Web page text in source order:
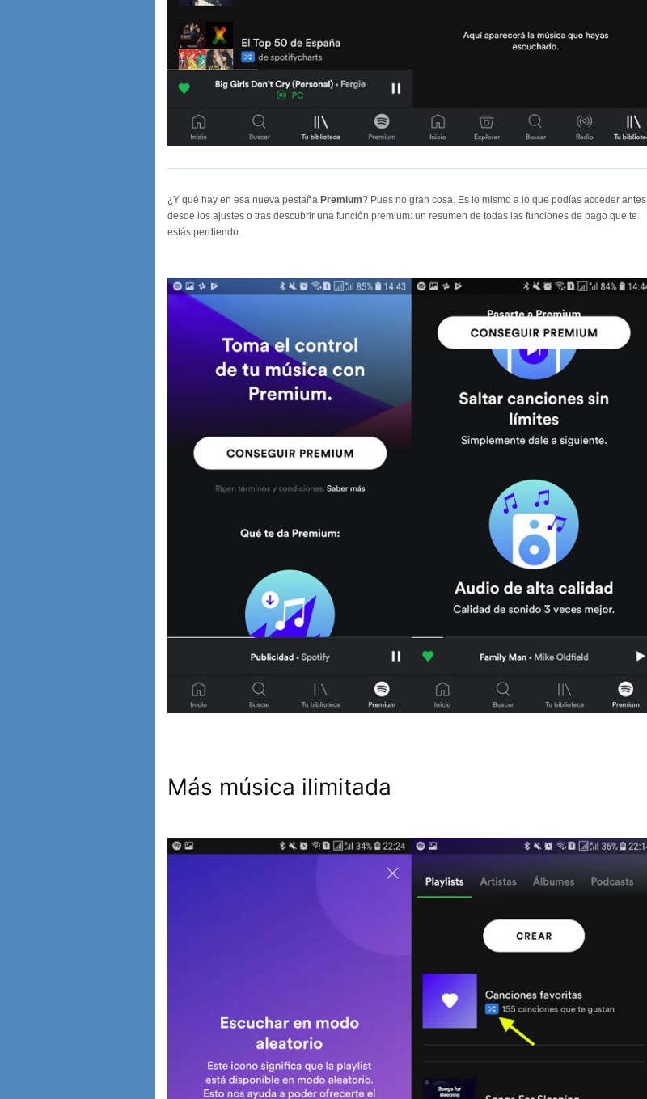
¿Y qué hay en esa nueva pestaña Premium? Pues no gran cosa. Es lo mismo a lo que podías acceder antes
desde los ajustes o tras descubrir una función premium: un resumen de todas las funciones de pago que te
estás perdiendo.
Más música ilimitada